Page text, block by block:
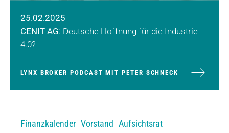
25.02.2025
CENIT AG: Deutsche Hoffnung für die Industrie
4.0?
LYNX BROKER PODCAST MIT PETER SCHNECK
Finanzkalender Vorstand Aufsichtsrat